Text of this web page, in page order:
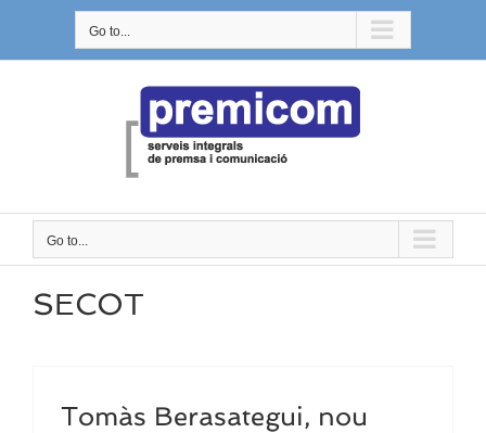
content
Go to...
Go to...
SECOT
Tomàs Berasategui, nou